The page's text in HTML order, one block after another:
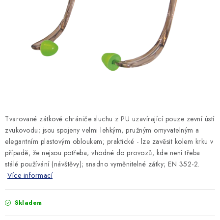
MONTÁŽNÍ A STAVEBNÍ CHEMIE
Tvarované zátkové chrániče sluchu z PU uzavírající pouze zevní ústí
zvukovodu; jsou spojeny velmi lehkým, pružným omyvatelným a
elegantním plastovým obloukem; praktické - lze zavěsit kolem krku v
případě, že nejsou potřeba; vhodné do provozů, kde není třeba
stálé používání (návštěvy); snadno vyměnitelné zátky; EN 352-2.
Více informací
Skladem